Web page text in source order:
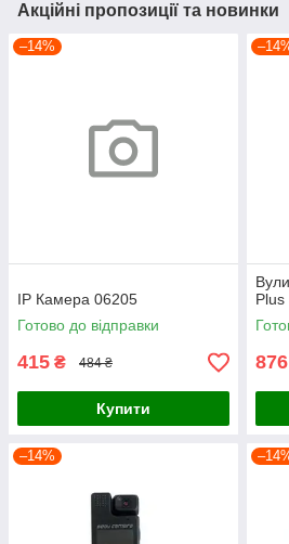
Акційні пропозиції та новинки
–14%
IP Камера 06205
Готово до відправки
415 ₴ 484 ₴
Купити
876
–14%